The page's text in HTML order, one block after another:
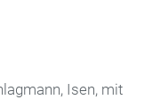
Isen, mit